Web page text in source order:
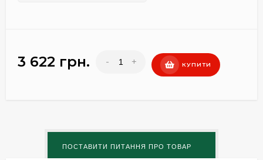
3 622 грн. - + КУПИТИ